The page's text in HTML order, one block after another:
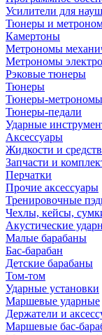
Усилители для
Тюнеры и
Камертоны
Метрономы
Метрономы
Рэковые тюнеры
Тюнеры
Тюнеры-
Тюнеры-педали
Ударные
Аксессуары
Жидкости и
Запчасти и
Перчатки
Прочие аксессуары
Тренировочные
Чехлы, кейсы,
Акустические
Mалые барабаны
Бас-барабан
Детские барабаны
Том-том
Ударные установки
Маршевые ударные
Держатели и
Маршевые бас-